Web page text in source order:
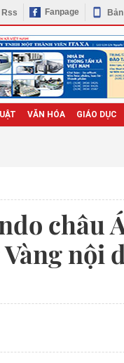
Rss Fanpage
VĂN HÓA GIÁO DỤC
châu
nội